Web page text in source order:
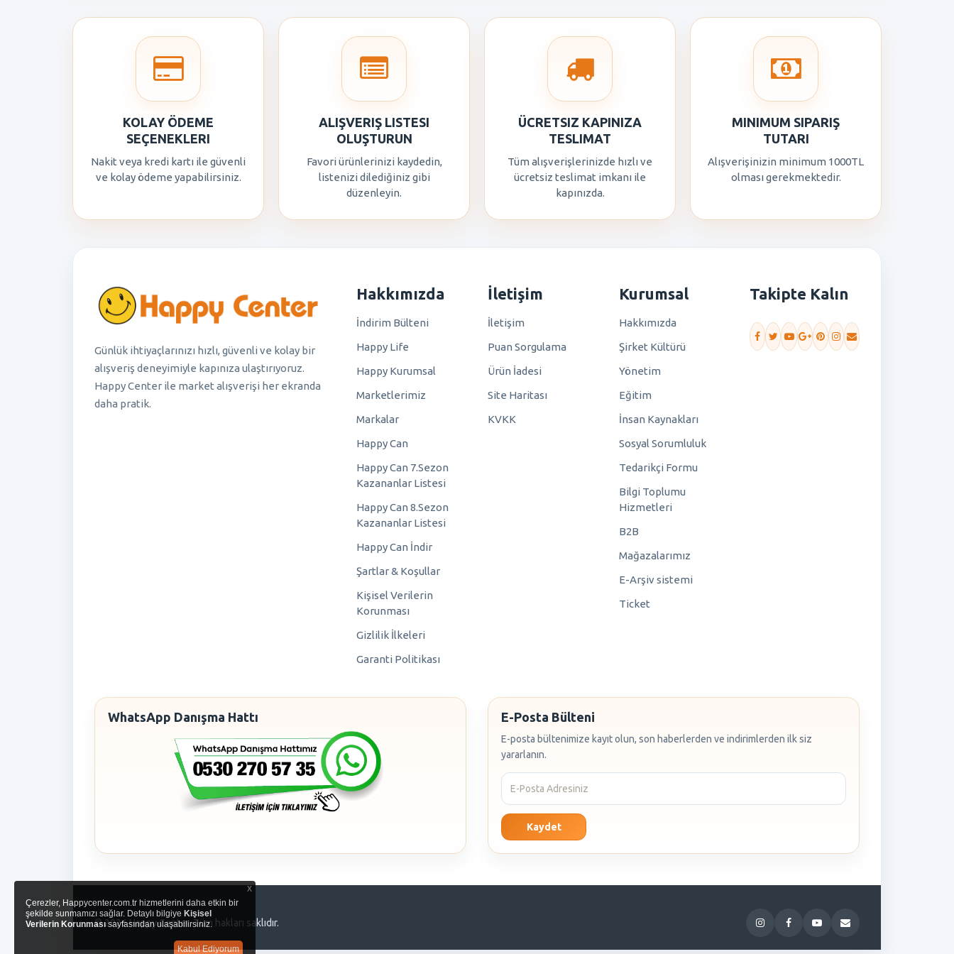
KOLAY ÖDEME
SEÇENEKLERI
Nakit veya kredi kartı ile güvenli
ve kolay ödeme yapabilirsiniz.
ALIŞVERIŞ LISTESI
OLUŞTURUN
Favori ürünlerinizi kaydedin,
listenizi dilediğiniz gibi
düzenleyin.
ÜCRETSIZ KAPINIZA
TESLIMAT
Tüm alışverişlerinizde hızlı ve
ücretsiz teslimat imkanı ile
kapınızda.
MINIMUM SIPARIŞ
TUTARI
Alışverişinizin minimum 1000TL
olması gerekmektedir.
Günlük ihtiyaçlarınızı hızlı, güvenli ve kolay bir
alışveriş deneyimiyle kapınıza ulaştırıyoruz.
Happy Center ile market alışverişi her ekranda
daha pratik.
Hakkımızda
İndirim Bülteni
Happy Life
Happy Kurumsal
Marketlerimiz
Markalar
Happy Can
Happy Can 7.Sezon
Kazananlar Listesi
Happy Can 8.Sezon
Kazananlar Listesi
Happy Can İndir
Şartlar & Koşullar
Kişisel Verilerin
Korunması
Gizlilik İlkeleri
Garanti Politikası
İletişim
İletişim
Puan Sorgulama
Ürün İadesi
Site Haritası
KVKK
Kurumsal
Hakkımızda
Şirket Kültürü
Yönetim
Eğitim
İnsan Kaynakları
Sosyal Sorumluluk
Tedarikçi Formu
Bilgi Toplumu
Hizmetleri
B2B
Mağazalarımız
E-Arşiv sistemi
Ticket
Takipte Kalın
WhatsApp Danışma Hattı E-Posta Bülteni
E-posta bültenimize kayıt olun, son haberlerden ve indirimlerden ilk siz
yararlanın.
Kaydet
© 2026 Happy Center. Tüm hakları saklıdır.
x
Çerezler, Happycenter.com.tr hizmetlerini daha etkin bir
şekilde sunmamızı sağlar. Detaylı bilgiye Kişisel
Verilerin Korunmasısayfasından ulaşabilirsiniz.
Kabul Ediyorum